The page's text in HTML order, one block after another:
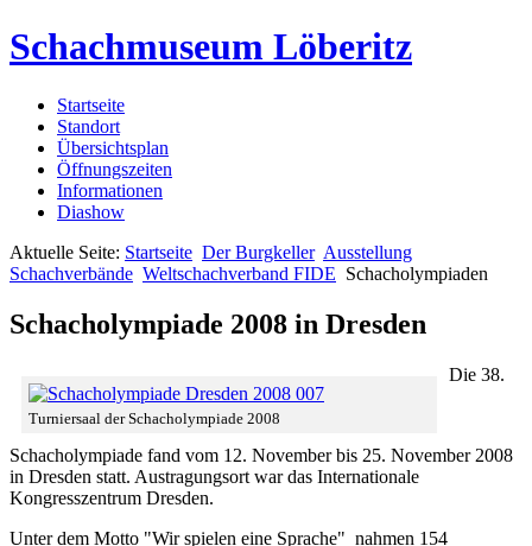
Schachmuseum Löberitz
Startseite
Standort
Übersichtsplan
Öffnungszeiten
Informationen
Diashow
Aktuelle Seite: Startseite Der Burgkeller Ausstellung
Schachverbände Weltschachverband FIDE Schacholympiaden
Schacholympiade 2008 in Dresden
Turniersaal der Schacholympiade 2008
Die 38.
Schacholympiade fand vom 12. November bis 25. November 2008
in Dresden statt. Austragungsort war das Internationale
Kongresszentrum Dresden.
Unter dem Motto "Wir spielen eine Sprache" nahmen 154